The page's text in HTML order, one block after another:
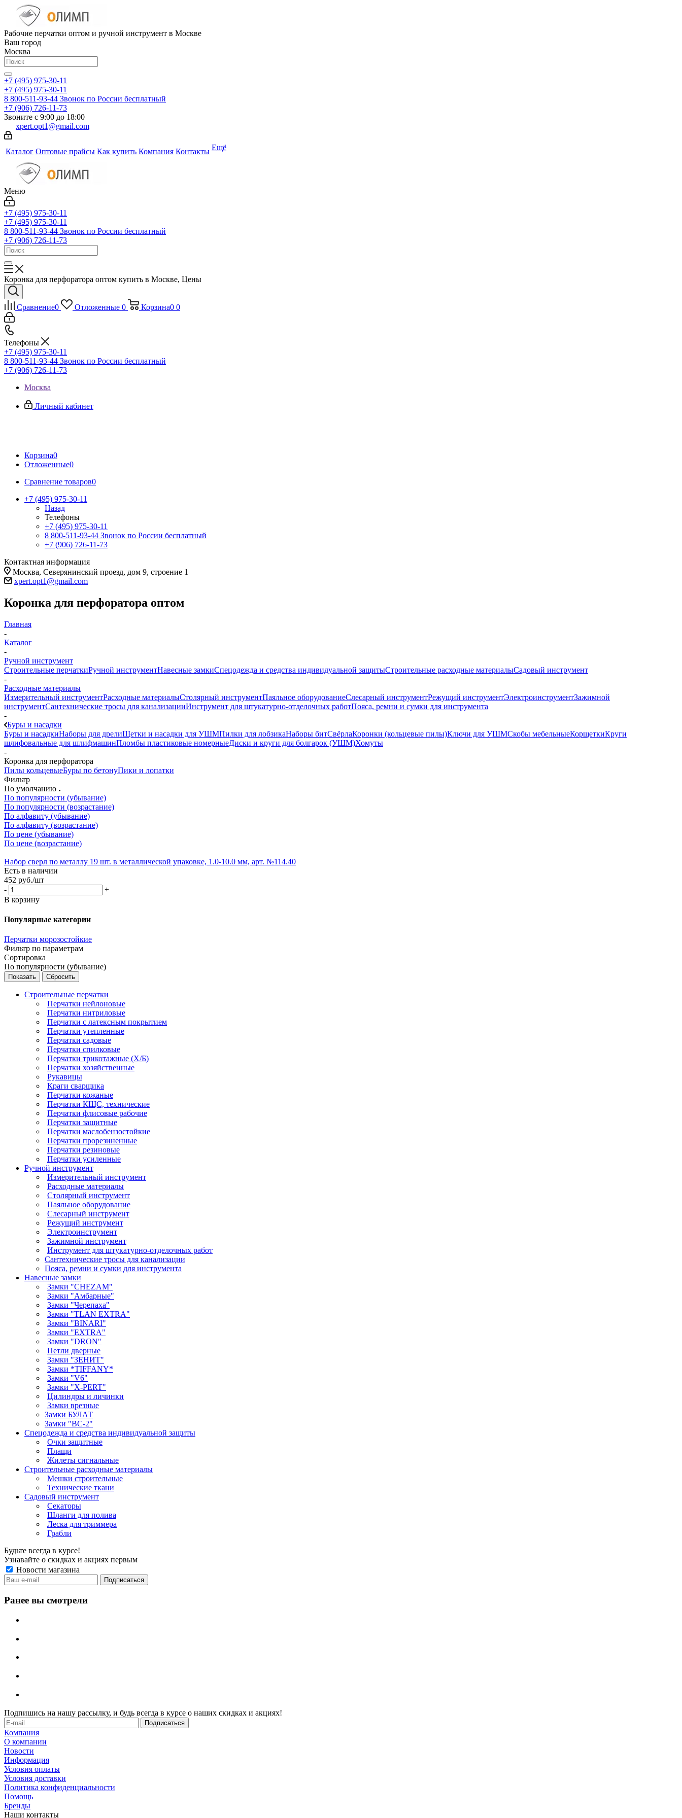
Рабочие перчатки оптом и ручной инструмент в Москве
Ваш город
Москва
+7 (495) 975-30-11
+7 (495) 975-30-11
8 800-511-93-44 Звонок по России бесплатный
+7 (906) 726-11-73
Звоните с 9:00 до 18:00
xpert.opt1@gmail.com
Каталог Оптовые прайсы Как купить Компания Контакты Ещё
Меню
+7 (495) 975-30-11
+7 (495) 975-30-11
8 800-511-93-44 Звонок по России бесплатный
+7 (906) 726-11-73
Коронка для перфоратора оптом купить в Москве, Цены
Сравнение0 Отложенные 0 Корзина0 0
Телефоны
+7 (495) 975-30-11
8 800-511-93-44 Звонок по России бесплатный
+7 (906) 726-11-73
Москва
Личный кабинет
Корзина0
Отложенные0
Сравнение товаров0
+7 (495) 975-30-11
Назад
Телефоны
+7 (495) 975-30-11
8 800-511-93-44 Звонок по России бесплатный
+7 (906) 726-11-73
Контактная информация
Москва, Северянинский проезд, дом 9, строение 1
xpert.opt1@gmail.com
Коронка для перфоратора оптом
Главная
-
Каталог
-
Ручной инструмент
Строительные перчаткиРучной инструментНавесные замкиСпецодежда и средства индивидуальной защитыСтроительные расходные материалыСадовый инструмент
-
Расходные материалы
Измерительный инструментРасходные материалыСтолярный инструментПаяльное оборудованиеСлесарный инструментРежущий инструментЭлектроинструментЗажимной
инструментСантехнические тросы для канализацииИнструмент для штукатурно-отделочных работПояса, ремни и сумки для инструмента
-
Буры и насадки
Буры и насадкиНаборы для дрелиЩетки и насадки для УШМПилки для лобзикаНаборы битСвёрлаКоронки (кольцевые пилы)Ключи для УШМСкобы мебельныеКорщеткиКруги
шлифовальные для шлифмашинПломбы пластиковые номерныеДиски и круги для болгарок (УШМ)Хомуты
-
Коронка для перфоратора
Пилы кольцевыеБуры по бетонуПики и лопатки
Фильтр
По умолчанию
По популярности (убывание)
По популярности (возрастание)
По алфавиту (убывание)
По алфавиту (возрастание)
По цене (убывание)
По цене (возрастание)
Набор сверл по металлу 19 шт. в металлической упаковке, 1.0-10.0 мм, арт. №114.40
Есть в наличии
452 руб./шт
-
+
В корзину
Популярные категории
Перчатки морозостойкие
Фильтр по параметрам
Сортировка
По популярности (убывание)
Сбросить
Строительные перчатки
Перчатки нейлоновые
Перчатки нитриловые
Перчатки с латексным покрытием
Перчатки утепленные
Перчатки садовые
Перчатки спилковые
Перчатки трикотажные (Х/Б)
Перчатки хозяйственные
Рукавицы
Краги сварщика
Перчатки кожаные
Перчатки КЩС, технические
Перчатки флисовые рабочие
Перчатки защитные
Перчатки маслобензостойкие
Перчатки прорезиненные
Перчатки резиновые
Перчатки усиленные
Ручной инструмент
Измерительный инструмент
Расходные материалы
Столярный инструмент
Паяльное оборудование
Слесарный инструмент
Режущий инструмент
Электроинструмент
Зажимной инструмент
Инструмент для штукатурно-отделочных работ
Сантехнические тросы для канализации
Пояса, ремни и сумки для инструмента
Навесные замки
Замки "CHEZAM"
Замки "Амбарные"
Замки "Черепаха"
Замки "TLAN EXTRA"
Замки "BINARI"
Замки "EXTRA"
Замки "DRON"
Петли дверные
Замки "ЗЕНИТ"
Замки *TIFFANY*
Замки "V6"
Замки "X-PERT"
Цилиндры и личинки
Замки врезные
Замки БУЛАТ
Замки "ВС-2"
Спецодежда и средства индивидуальной защиты
Очки защитные
Плащи
Жилеты сигнальные
Строительные расходные материалы
Мешки строительные
Технические ткани
Садовый инструмент
Секаторы
Шланги для полива
Леска для триммера
Грабли
Будьте всегда в курсе!
Узнавайте о скидках и акциях первым
Новости магазина
Ранее вы смотрели
Подпишись на нашу рассылку, и будь всегда в курсе о наших скидках и акциях!
Компания
О компании
Новости
Информация
Условия оплаты
Условия доставки
Политика конфиденциальности
Помощь
Бренды
Наши контакты